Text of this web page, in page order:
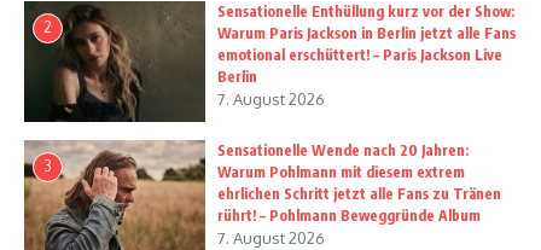
2
Sensationelle Enthüllung kurz vor der Show:
Warum Paris Jackson in Berlin jetzt alle Fans
emotional erschüttert! – Paris Jackson Live
Berlin
7. August 2026
3
Sensationelle Wende nach 20 Jahren:
Warum Pohlmann mit diesem extrem
ehrlichen Schritt jetzt alle Fans zu Tränen
rührt! – Pohlmann Beweggründe Album
7. August 2026